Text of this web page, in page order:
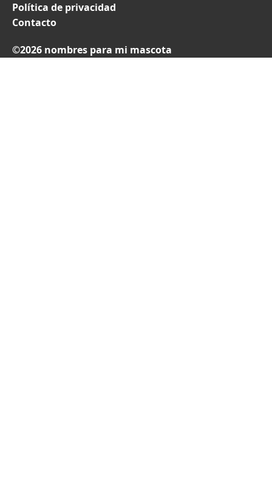
Política de privacidad
Contacto
©2026 nombres para mi mascota